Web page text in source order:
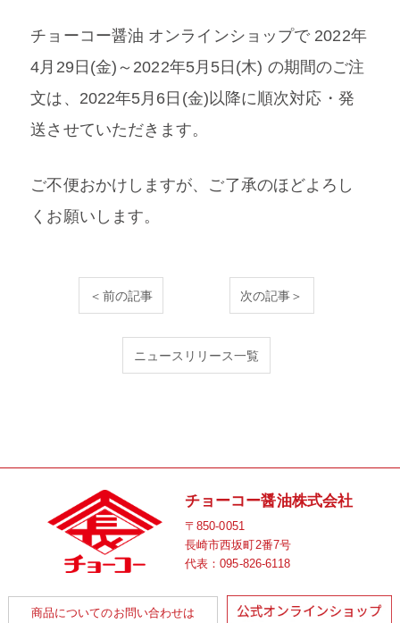
チョーコー醤油 オンラインショップで 2022年
4月29日(金)～2022年5月5日(木) の期間のご注
文は、2022年5月6日(金)以降に順次対応・発
送させていただきます。
ご不便おかけしますが、ご了承のほどよろし
くお願いします。
＜前の記事 次の記事＞
ニュースリリース一覧
チョーコー醤油株式会社
〒850-0051
長崎市西坂町2番7号
代表：095-826-6118
商品についてのお問い合わせは